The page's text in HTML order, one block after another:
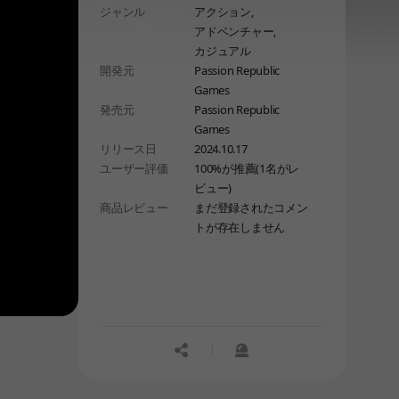
マンDLCとして登場。
個々にユニークな立ち回りや各キャラ
を象徴するスキルを使いこなそう！
ジャンル
アクション,
アドベンチャー,
カジュアル
開発元
Passion Republic
Games
発売元
Passion Republic
Games
リリース日
2024.10.17
ユーザー評価
100%が推薦(1名がレ
ビュー)
商品レビュー
まだ登録されたコメン
トが存在しません
공유하기신고하기